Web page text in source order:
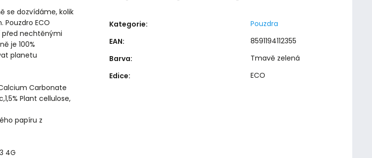
se dozvídáme, kolik
ECO
nechtěnými
je 100%
planetu
Calcium Carbonate
Plant cellulose,
papíru z
4G
Kategorie:
Pouzdra
EAN:
8591194112355
Barva:
Tmavě zelená
Edice: ECO